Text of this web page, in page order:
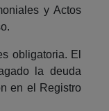
y Actos
obligatoria. El
la deuda
en el Registro